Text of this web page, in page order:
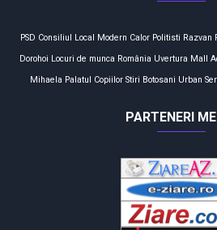
PSD Consiliul Local Modern Calor Politisti Razvan
Dorohoi Locuri de munca România Uvertura Mall
Mihaela Palatul Copiilor Stiri Botosani Urban
PARTENERI